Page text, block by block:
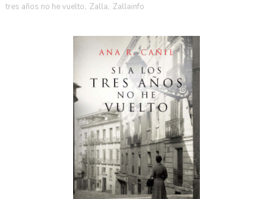
tres años no he vuelto, Zalla, Zallainfo